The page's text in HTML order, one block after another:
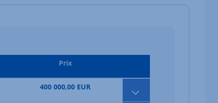
Prix
400 000,00 EUR